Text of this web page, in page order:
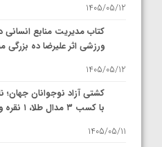
1405/05/12
کتاب مدیریت منابع انسانی
ورزشی اثر علیرضا ده بزرگی
1405/05/12
کشتی آزاد نوجوانان جهان؛
با کسب ۳ مدال طلا، ۱ نقره و ۲ مدال برنز
1405/05/11